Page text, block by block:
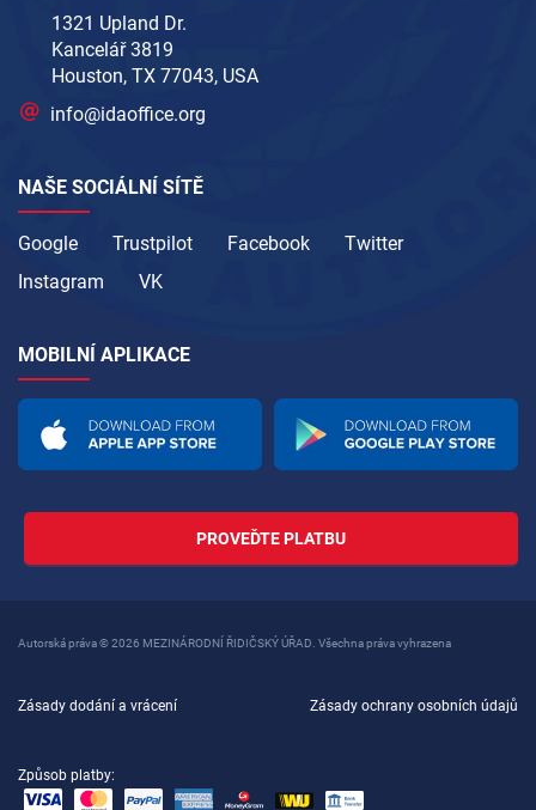
1321 Upland Dr.
Kancelář 3819
Houston, TX 77043, USA
info@idaoffice.org
NAŠE SOCIÁLNÍ SÍTĚ
Google Trustpilot Facebook
Twitter
Instagram
VK
MOBILNÍ APLIKACE
PROVEĎTE PLATBU
Autorská práva © 2026 MEZINÁRODNÍ ŘIDIČSKÝ ÚŘAD. Všechna práva vyhrazena
Zásady dodání a vrácení Zásady ochrany osobních údajů
Způsob platby: